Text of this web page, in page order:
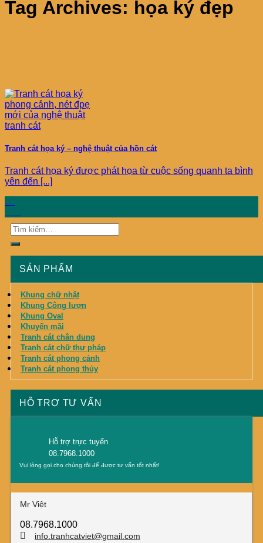
Tag Archives: họa ký đẹp
Tranh cát họa ký – nghệ thuật của hồn cát
Tranh cát họa ký được phát họa từ cuộc sống quanh ta bình
yên đến [...]
SẢN PHẨM
Khung chữ nhật
Khung Công lượn
Khung Oval
Khuyến mãi
Tranh cát chân dung
Tranh cát chữ thư pháp
Tranh cát phong cảnh
Tranh cát phong thủy
HỖ TRỢ TƯ VẤN
Hỗ trợ trực tuyến
08.7968.1000
Vui lòng gọi cho chúng tôi để được tư vấn tốt nhất!
Mr Việt
08.7968.1000
info.tranhcatviet@gmail.com